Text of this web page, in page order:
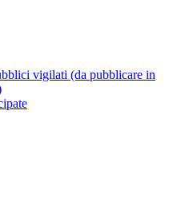
vigilati (da pubblicare in